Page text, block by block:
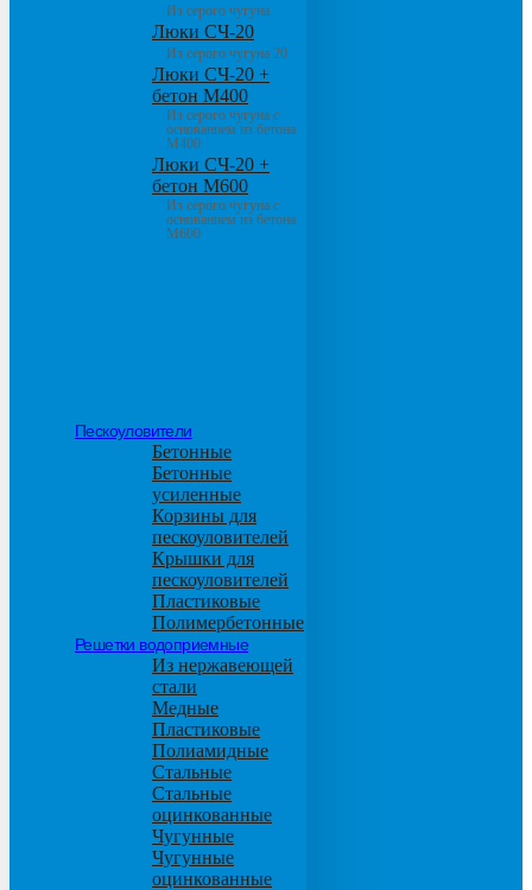
Из серого чугуна
Люки СЧ-20
Из серого чугуна 20
Люки СЧ-20 +
бетон М400
Из серого чугуна с
основанием из бетона
М400
Люки СЧ-20 +
бетон М600
Из серого чугуна с
основанием из бетона
М600
Пескоуловители
Бетонные
Бетонные
усиленные
Корзины для
пескоуловителей
Крышки для
пескоуловителей
Пластиковые
Полимербетонные
Решетки водоприемные
Из нержавеющей
стали
Медные
Пластиковые
Полиамидные
Стальные
Стальные
оцинкованные
Чугунные
Чугунные
оцинкованные